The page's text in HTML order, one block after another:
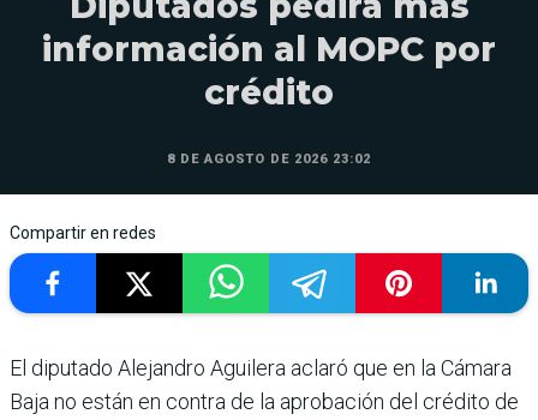
información al MOPC por
crédito
8 DE AGOSTO DE 2026 23:02
Compartir en redes
El diputado Alejandro Aguilera aclaró que en la Cámara
Baja no están en contra de la aprobación del crédito de